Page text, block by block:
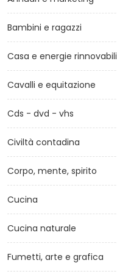
Bambini e ragazzi
Casa e energie rinnovabili
Cavalli e equitazione
Cds - dvd - vhs
Civiltà contadina
Corpo, mente, spirito
Cucina
Cucina naturale
Fumetti, arte e grafica